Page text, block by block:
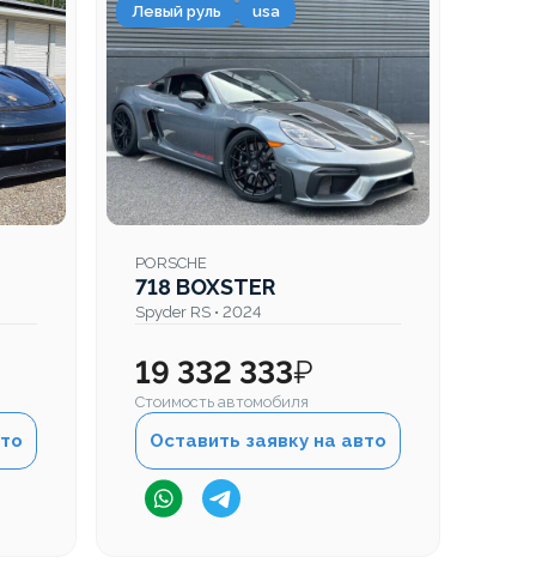
Левый руль usa
PORSCHE
718 BOXSTER
Spyder RS • 2024
19 332 333₽
Стоимость автомобиля
Оставить заявку на авто